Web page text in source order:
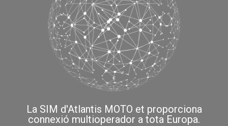
La SIM d'Atlantis MOTO et proporciona
connexió multioperador a tota Europa.